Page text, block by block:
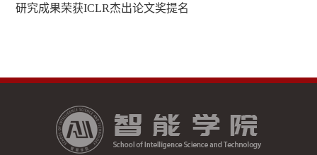
研究成果荣获ICLR杰出论文奖提名